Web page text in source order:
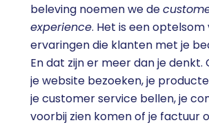
beleving noemen we de
experience. Het is een optelsom
ervaringen die klanten met je
En dat zijn er meer dan je denkt.
je website bezoeken, je
je customer service bellen, je
voorbij zien komen of je factuur